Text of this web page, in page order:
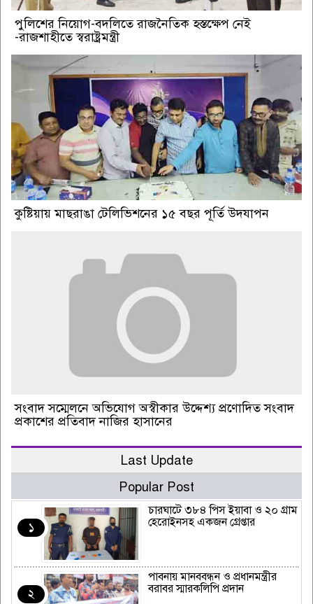
পুলিশের নিয়োগ-বদলিতে রাজনৈতিক হস্তক্ষেপ নেই
-রাজশাহীতে স্বরাষ্ট্রমন্ত্রী
কুষ্টিয়ায় মাছরাঙা টেলিভিশনের ১৫ বছর পূর্তি উদযাপন
সংবাদ সম্মেলনে অভিযোগ অস্বীকার উদ্দেশ্য প্রণোদিত সংবাদ
প্রকাশের প্রতিবাদ নাজির হাসানের
Last Update
Popular Post
১
চারঘাটে ৩৮৪ পিস ইয়াবা ও ২০ গ্রাম
হেরোইনসহ একজন গ্রেপ্তার
২
পাবনায় মানববন্ধন ও প্রধানমন্ত্রীর
বরাবর স্মারকলিপি প্রদান